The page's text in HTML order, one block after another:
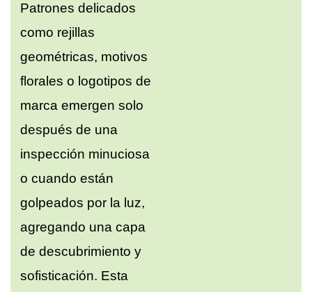
Patrones delicados
como rejillas
geométricas, motivos
florales o logotipos de
marca emergen solo
después de una
inspección minuciosa
o cuando están
golpeados por la luz,
agregando una capa
de descubrimiento y
sofisticación. Esta